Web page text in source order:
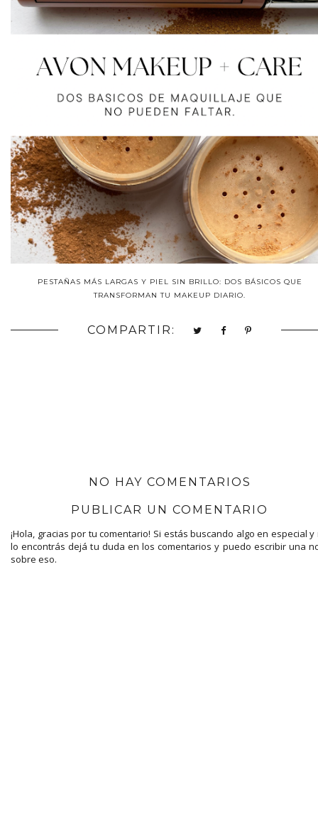
PESTAÑAS MÁS LARGAS Y PIEL SIN BRILLO: DOS BÁSICOS QUE
TRANSFORMAN TU MAKEUP DIARIO.
COMPARTIR:
NO HAY COMENTARIOS
PUBLICAR UN COMENTARIO
¡Hola, gracias por tu comentario! Si estás buscando algo en especial y
lo encontrás dejá tu duda en los comentarios y puedo escribir una
sobre eso.